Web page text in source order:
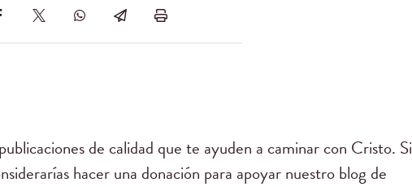
de calidad que te ayuden a caminar con Cristo. Si
hacer una donación para apoyar nuestro blog de